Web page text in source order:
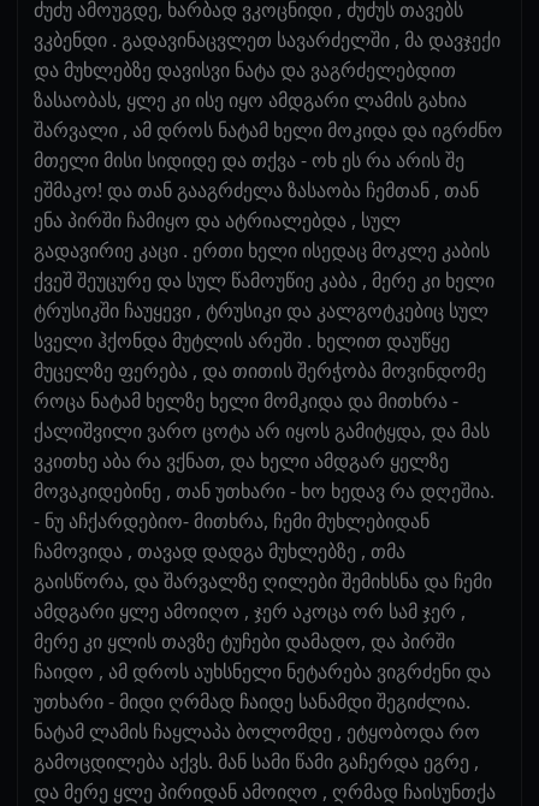
ძუძუ ამოუგდე, ხარბად ვკოცნიდი , ძუძუს თავებს
ვკბენდი . გადავინაცვლეთ სავარძელში , მა დავჯექი
და მუხლებზე დავისვი ნატა და ვაგრძელებდით
ზასაობას, ყლე კი ისე იყო ამდგარი ლამის გახია
შარვალი , ამ დროს ნატამ ხელი მოკიდა და იგრძნო
მთელი მისი სიდიდე და თქვა - ოხ ეს რა არის შე
ეშმაკო! და თან გააგრძელა ზასაობა ჩემთან , თან
ენა პირში ჩამიყო და ატრიალებდა , სულ
გადავირიე კაცი . ერთი ხელი ისედაც მოკლე კაბის
ქვეშ შეუცურე და სულ წამოუწიე კაბა , მერე კი ხელი
ტრუსიკში ჩაუყევი , ტრუსიკი და კალგოტკებიც სულ
სველი ჰქონდა მუტლის არეში . ხელით დაუწყე
მუცელზე ფერება , და თითის შერჭობა მოვინდომე
როცა ნატამ ხელზე ხელი მომკიდა და მითხრა -
ქალიშვილი ვარო ცოტა არ იყოს გამიტყდა, და მას
ვკითხე აბა რა ვქნათ, და ხელი ამდგარ ყელზე
მოვაკიდებინე , თან უთხარი - ხო ხედავ რა დღეშია.
- ნუ აჩქარდებიო- მითხრა, ჩემი მუხლებიდან
ჩამოვიდა , თავად დადგა მუხლებზე , თმა
გაისწორა, და შარვალზე ღილები შემიხსნა და ჩემი
ამდგარი ყლე ამოიღო , ჯერ აკოცა ორ სამ ჯერ ,
მერე კი ყლის თავზე ტუჩები დამადო, და პირში
ჩაიდო , ამ დროს აუხსნელი ნეტარება ვიგრძენი და
უთხარი - მიდი ღრმად ჩაიდე სანამდი შეგიძლია.
ნატამ ლამის ჩაყლაპა ბოლომდე , ეტყობოდა რო
გამოცდილება აქვს. მან სამი წამი გაჩერდა ეგრე ,
და მერე ყლე პირიდან ამოიღო , ღრმად ჩაისუნთქა